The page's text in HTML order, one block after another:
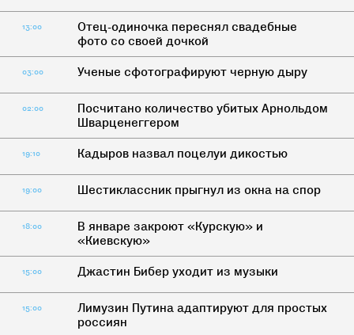
13:00
Отец-одиночка переснял свадебные
фото со своей дочкой
03:00 Ученые сфотографируют черную дыру
02:00
Посчитано количество убитых Арнольдом
Шварценеггером
19:10 Кадыров назвал поцелуи дикостью
19:00 Шестиклассник прыгнул из окна на спор
18:00
В январе закроют «Курскую» и
«Киевскую»
15:00 Джастин Бибер уходит из музыки
15:00
Лимузин Путина адаптируют для простых
россиян